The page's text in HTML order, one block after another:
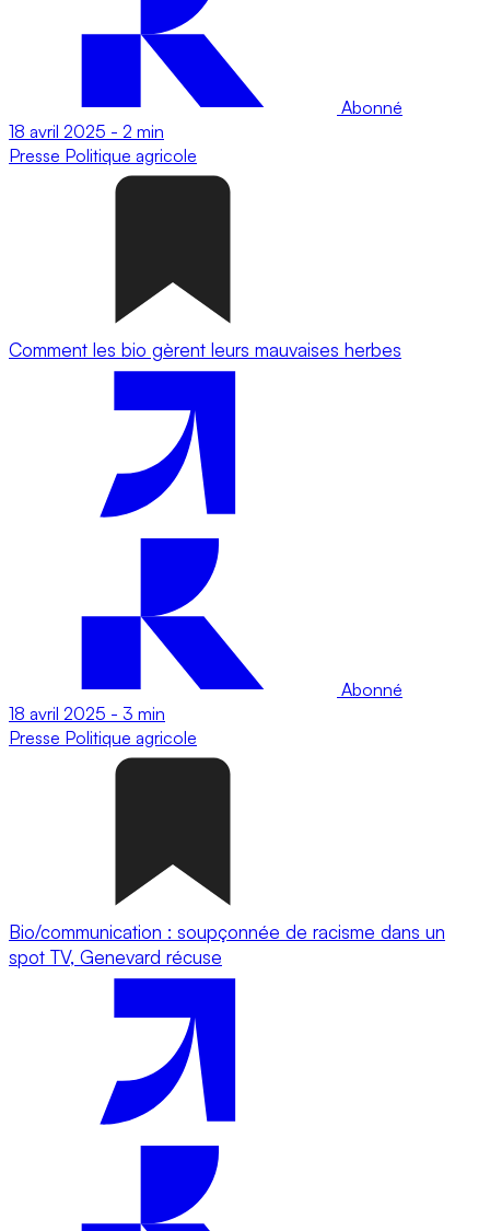
Abonné
18 avril 2025 - 2 min
Presse Politique agricole
Comment les bio gèrent leurs mauvaises herbes
Abonné
18 avril 2025 - 3 min
Presse Politique agricole
Bio/communication : soupçonnée de racisme dans un
spot TV, Genevard récuse